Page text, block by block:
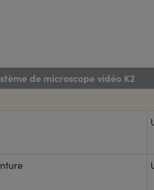
de microscope vidéo K2